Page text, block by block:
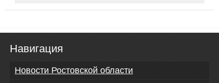
Навигация
Новости Ростовской области